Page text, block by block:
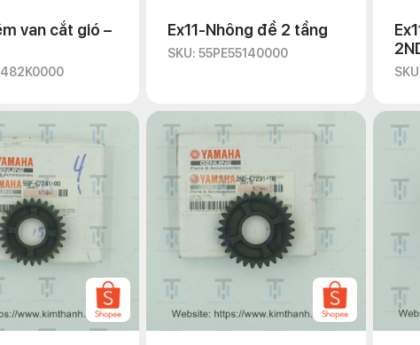
van cắt gió –
Ex11-Nhông đề 2 tầng
SKU: 55PE55140000